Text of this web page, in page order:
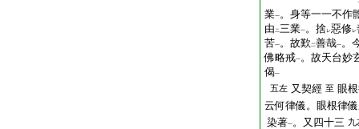
業一。身等一一不作
由 二三業一。捨レ惡修レ
苦一。故歎 二善哉一。
佛略戒一。故天台妙
偈一
五左 又契經 至 眼
云何律儀。眼根律
染著一。又四十三 九